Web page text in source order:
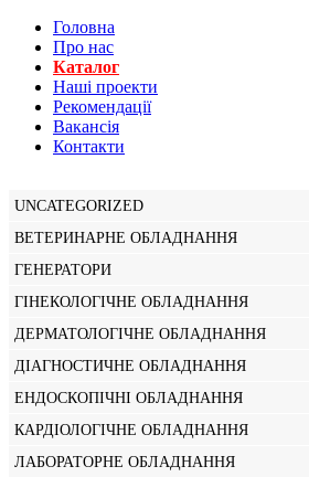
Головна
Про нас
Каталог
Нашi проекти
Рекомендації
Вакансiя
Контакти
UNCATEGORIZED
ВЕТЕРИНАРНЕ ОБЛАДНАННЯ
ГЕНЕРАТОРИ
ГІНЕКОЛОГІЧНЕ ОБЛАДНАННЯ
ДЕРМАТОЛОГІЧНЕ ОБЛАДНАННЯ
ДІАГНОСТИЧНЕ ОБЛАДНАННЯ
ЕНДОСКОПІЧНІ ОБЛАДНАННЯ
КАРДІОЛОГІЧНЕ ОБЛАДНАННЯ
ЛАБОРАТОРНЕ ОБЛАДНАННЯ